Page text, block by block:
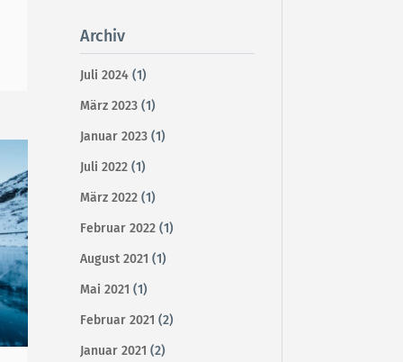
Archiv
Juli 2024 (1)
März 2023 (1)
Januar 2023 (1)
Juli 2022 (1)
März 2022 (1)
Februar 2022 (1)
August 2021 (1)
Mai 2021 (1)
Februar 2021 (2)
Januar 2021 (2)